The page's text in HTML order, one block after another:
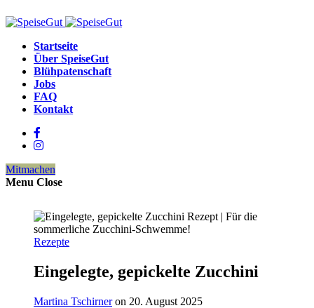
Startseite
Über SpeiseGut
Blühpatenschaft
Jobs
FAQ
Kontakt
Mitmachen
Menu Close
Rezepte
Eingelegte, gepickelte Zucchini
Martina Tschirneron 20. August 2025